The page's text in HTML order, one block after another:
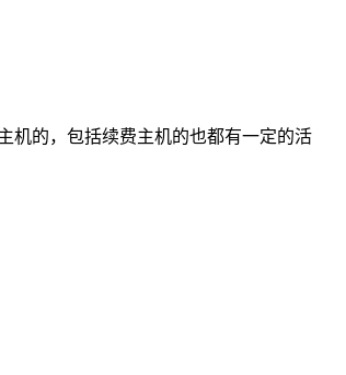
机的，包括续费主机的也都有一定的活